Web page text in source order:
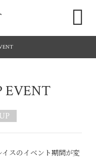

EVENT
スのイベント期間が変